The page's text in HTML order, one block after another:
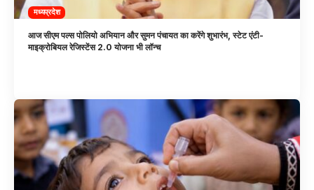
मध्यप्रदेश
आज सीएम पल्स पोलियो अभियान और सुमन पंचायत का करेंगे शुभारंभ, स्टेट एंटी-
माइक्रोबियल रेजिस्टेंस 2.0 योजना भी लॉन्च